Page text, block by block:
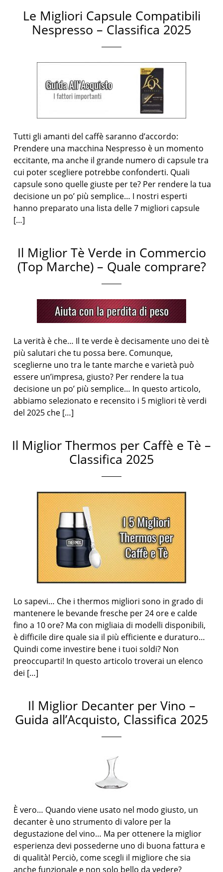
Le Migliori Capsule Compatibili
Nespresso – Classifica 2025
Tutti gli amanti del caffè saranno d’accordo:
Prendere una macchina Nespresso è un momento
eccitante, ma anche il grande numero di capsule tra
cui poter scegliere potrebbe confonderti. Quali
capsule sono quelle giuste per te? Per rendere la tua
decisione un po’ più semplice… I nostri esperti
hanno preparato una lista delle 7 migliori capsule
[…]
Il Miglior Tè Verde in Commercio
(Top Marche) – Quale comprare?
La verità è che… Il te verde è decisamente uno dei tè
più salutari che tu possa bere. Comunque,
sceglierne uno tra le tante marche e varietà può
essere un’impresa, giusto? Per rendere la tua
decisione un po’ più semplice… In questo articolo,
abbiamo selezionato e recensito i 5 migliori tè verdi
del 2025 che […]
Il Miglior Thermos per Caffè e Tè –
Classifica 2025
Lo sapevi… Che i thermos migliori sono in grado di
mantenere le bevande fresche per 24 ore e calde
fino a 10 ore? Ma con migliaia di modelli disponibili,
è difficile dire quale sia il più efficiente e duraturo…
Quindi come investire bene i tuoi soldi? Non
preoccuparti! In questo articolo troverai un elenco
dei […]
Il Miglior Decanter per Vino –
Guida all’Acquisto, Classifica 2025
È vero… Quando viene usato nel modo giusto, un
decanter è uno strumento di valore per la
degustazione del vino… Ma per ottenere la miglior
esperienza devi possederne uno di buona fattura e
di qualità! Perciò, come scegli il migliore che sia
anche funzionale e non solo bello da vedere?